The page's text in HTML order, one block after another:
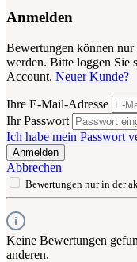
Anmelden
Bewertungen können nur
werden. Bitte loggen Sie
Account. Neuer Kunde?
Ihre E-Mail-Adresse
Ihr Passwort
Ich habe mein Passwort
Anmelden
Abbrechen
Bewertungen nur in der
Keine Bewertungen
anderen.